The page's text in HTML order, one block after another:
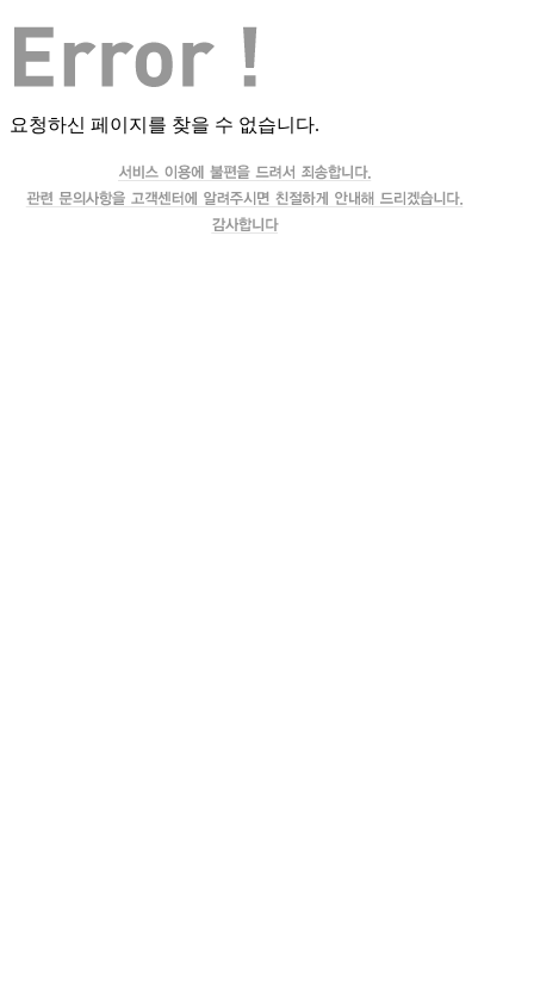
요청하신 페이지를 찾을 수 없습니다.